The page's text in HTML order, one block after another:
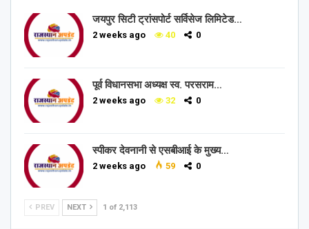
जयपुर सिटी ट्रांसपोर्ट सर्विसेज लिमिटेड…
2 weeks ago 40 0
पूर्व विधानसभा अध्यक्ष स्व. परसराम…
2 weeks ago 32 0
स्पीकर देवनानी से एसबीआई के मुख्य…
2 weeks ago 59 0
PREV NEXT 1 of 2,113